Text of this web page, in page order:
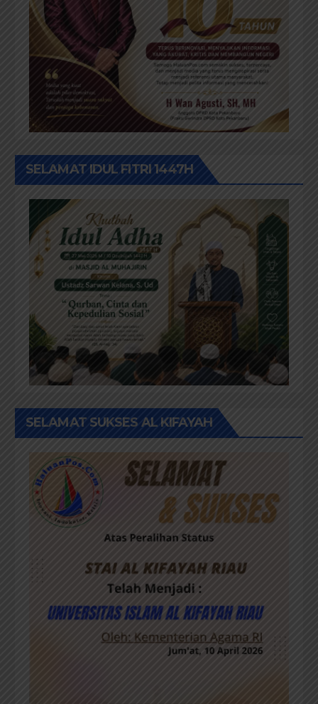
SELAMAT IDUL FITRI 1447H
SELAMAT SUKSES AL KIFAYAH